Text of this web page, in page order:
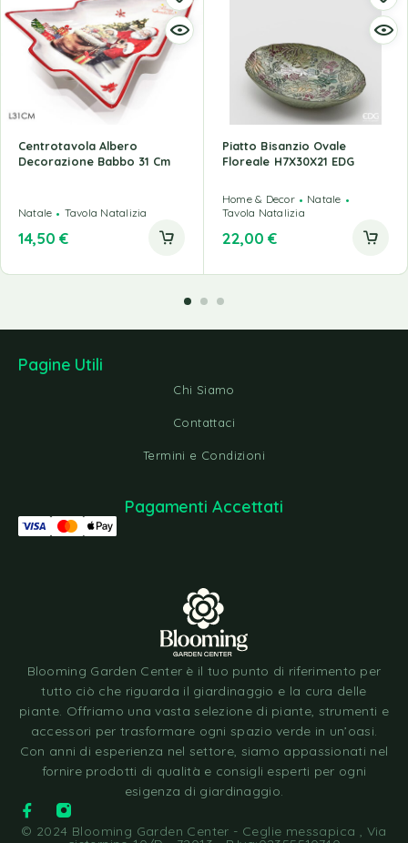
Centrotavola Albero
Decorazione Babbo 31 Cm
Natale Tavola Natalizia
14,50 €
Piatto Bisanzio Ovale
Floreale H7X30X21 EDG
Home & Decor
Natale
Tavola Natalizia
22,00 €
Pagine Utili
Chi Siamo
Contattaci
Termini e Condizioni
Blooming Garden Center è il tuo punto di riferimento per
tutto ciò che riguarda il giardinaggio e la cura delle
piante. Offriamo una vasta selezione di piante, strumenti e
accessori per trasformare ogni spazio verde in un’oasi.
Con anni di esperienza nel settore, siamo appassionati nel
fornire prodotti di qualità e consigli esperti per ogni
esigenza di giardinaggio.
© 2024 Blooming Garden Center - Ceglie messapica , Via
Pagamenti Accettati